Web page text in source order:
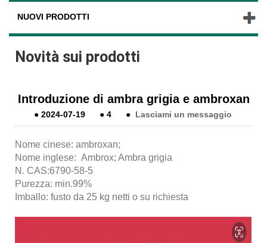
NUOVI PRODOTTI
Novità sui prodotti
Introduzione di ambra grigia e ambroxan
●2024-07-19 ●4 ● Lasciami un messaggio
Nome cinese: ambroxan;
Nome inglese: Ambrox; Ambra grigia
N. CAS:6790-58-5
Purezza: min.99%
Imballo: fusto da 25 kg netti o su richiesta